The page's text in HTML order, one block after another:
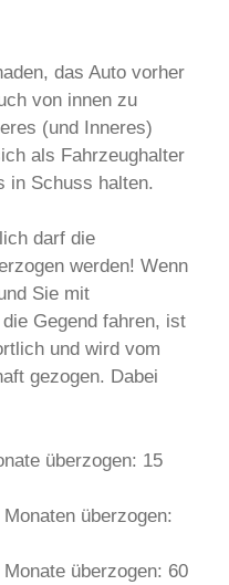
das Auto vorher
von innen zu
(und Inneres)
als Fahrzeughalter
in Schuss halten.
darf die
werden! Wenn
Sie mit
Gegend fahren, ist
und wird vom
gezogen. Dabei
überzogen: 15
überzogen:
überzogen: 60